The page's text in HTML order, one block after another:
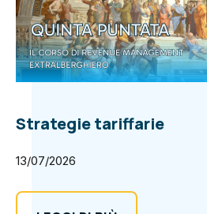
Strategie tariffarie
13/07/2026